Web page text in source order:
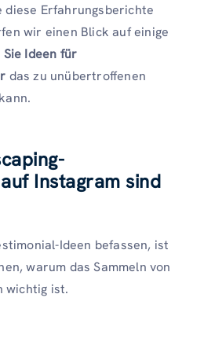
diese Erfahrungsberichte
wir einen Blick auf einige
Ideen für
das zu unübertroffenen
Instagram sind
Ideen befassen, ist
warum das Sammeln von
wichtig ist.